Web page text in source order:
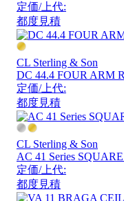
定価/上代:
都度見積
CL Sterling & Son
DC 44.4 FOUR ARM
定価/上代:
都度見積
CL Sterling & Son
AC 41 Series
定価/上代:
都度見積